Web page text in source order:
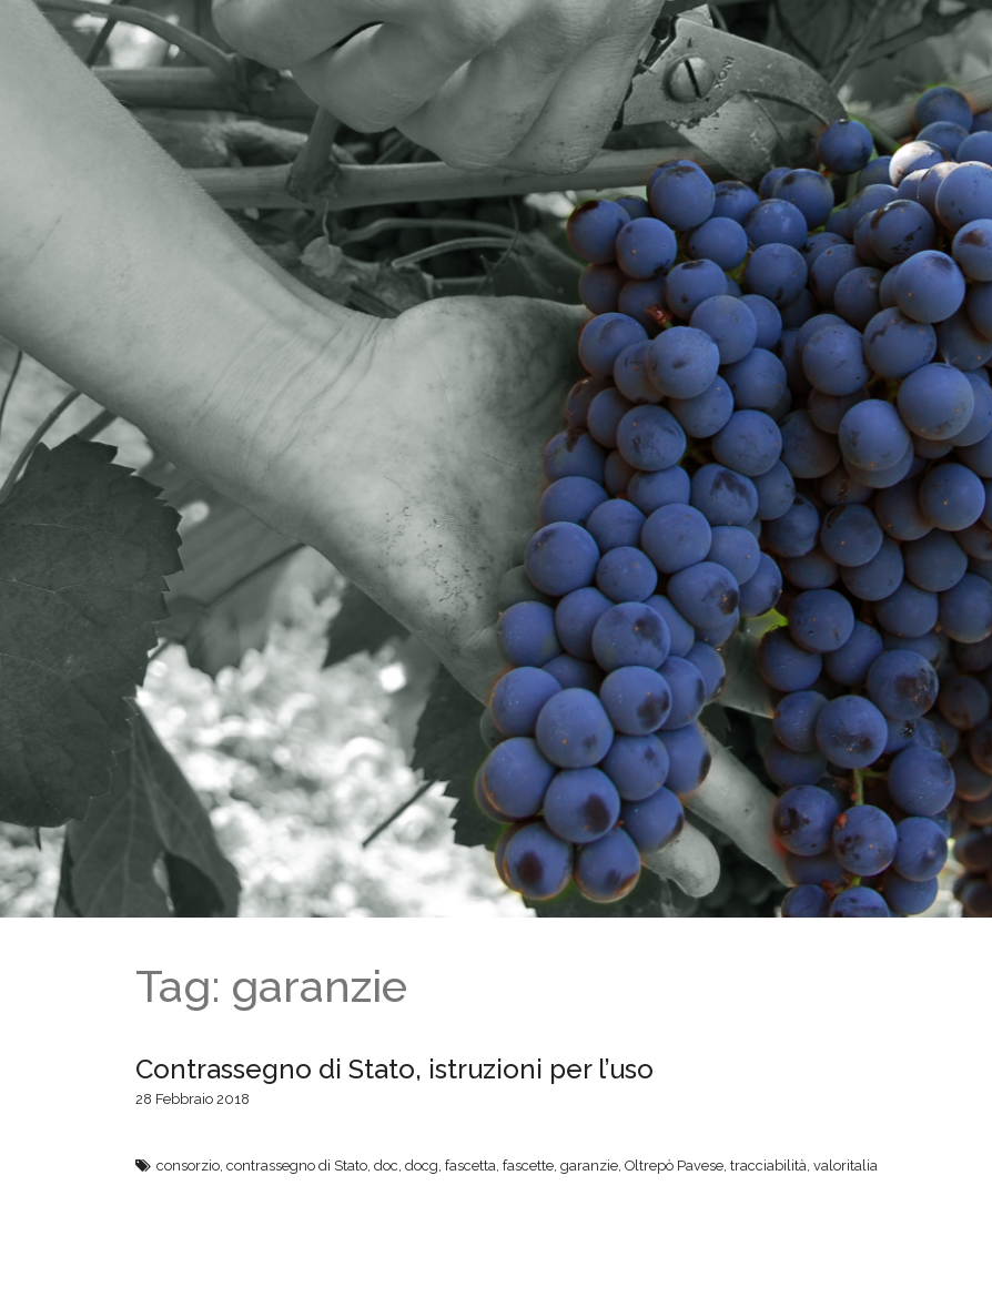
Tag: garanzie
Contrassegno di Stato, istruzioni per l’uso
28 Febbraio 2018
consorzio contrassegno di Stato doc docg fascetta fascette garanzie Oltrepò Pavese tracciabilità valoritalia